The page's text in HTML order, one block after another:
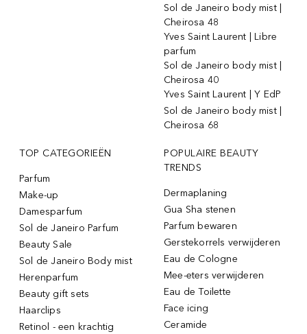
Sol de Janeiro body mist |
Cheirosa 48
Yves Saint Laurent | Libre
parfum
Sol de Janeiro body mist |
Cheirosa 40
Yves Saint Laurent | Y EdP
Sol de Janeiro body mist |
Cheirosa 68
TOP CATEGORIEËN
Parfum
Make-up
Damesparfum
Sol de Janeiro Parfum
Beauty Sale
Sol de Janeiro Body mist
Herenparfum
Beauty gift sets
Haarclips
Retinol - een krachtig
POPULAIRE BEAUTY
TRENDS
Dermaplaning
Gua Sha stenen
Parfum bewaren
Gerstekorrels verwijderen
Eau de Cologne
Mee-eters verwijderen
Eau de Toilette
Face icing
Ceramide